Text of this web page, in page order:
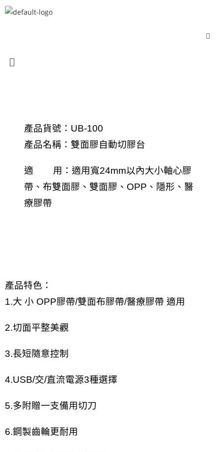
產品貨號：UB-100
產品名稱：雙面膠自動切膠台
適 用：適用寬24mm以內大小軸心膠
帶、布雙面膠、雙面膠、OPP、隱形、醫
療膠帶
產品特色：
1.大 小 OPP膠帶/雙面布膠帶/醫療膠帶 適用
2.切面平整美觀
3.長短隨意控制
4.USB/交/直流電源3種選擇
5.多附贈一支備用切刀
6.鋼製齒輪更耐用